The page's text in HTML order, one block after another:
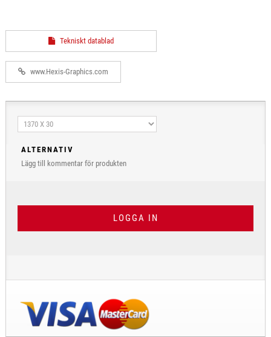
Tekniskt datablad
www.Hexis-Graphics.com
ALTERNATIV
Lägg till kommentar för produkten
LOGGA IN